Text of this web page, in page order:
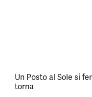
Un Posto al Sole si
torna